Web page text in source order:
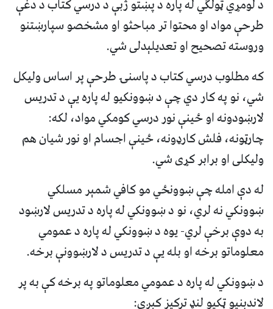
د لومړي ټولګي له پاره د پښتو ژبې د درسي کتاب د دغې
طرحې مواد او محتوا تر مباحثو او مشخصو سپارښتنو
وروسته تصحيح او تعديلېدلی شي.
که مطلوب درسي کتاب د پاسنۍ طرحې پر اساس وليکل
شي، نو په کار دي چې د ښوونکيو له پاره يې د تدريس
لارښودونه او ځينې نور درسي کومکي مواد، لکه:
چارټونه، فلش کارډونه، ځينې اجسام او نور شيان هم
وليکلی او برابر کړی شي.
له دې امله چې ښوونځي مو کافي شمېر مسلکي
ښوونکي نه لري، نو د ښوونکي له پاره د تدريس لارښود
به دوې برخې لري- يوه د ښوونکي له پاره د عمومي
معلوماتو برخه او بله يې د تدريس د لارښوونې برخه.
د ښوونکي له پاره د عمومي معلوماتو په برخه کې به پر
لاندېنيو ټکيو لنډ ترکيز کېږي: